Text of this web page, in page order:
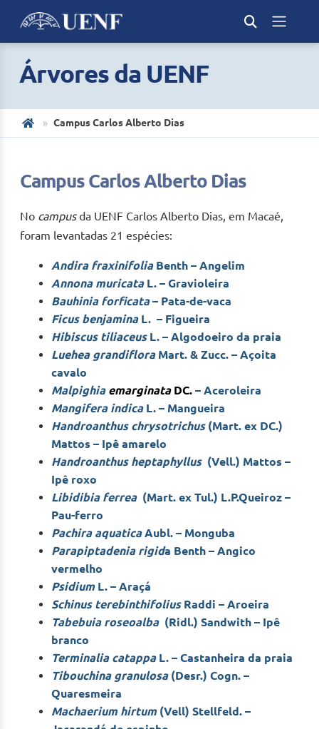
Árvores da UENF
Campus Carlos Alberto Dias
Campus Carlos Alberto Dias
No campusda UENF Carlos Alberto Dias, em Macaé,
foram levantadas 21 espécies:
Andira fraxinifoliaBenth – Angelim
Annona muricataL. – Gravioleira
Bauhinia forficata– Pata-de-vaca
Ficus benjaminaL. – Figueira
Hibiscus tiliaceusL. – Algodoeiro da praia
Luehea grandifloraMart. & Zucc. – Açoita
cavalo
Malpighia emarginata DC. – Aceroleira
Mangifera indicaL. – Mangueira
Handroanthus chrysotrichus (Mart. ex DC.)
Mattos – Ipê amarelo
Handroanthus heptaphyllus (Vell.) Mattos –
Ipê roxo
Libidibia ferrea (Mart. ex Tul.) L.P.Queiroz –
Pau-ferro
Pachira aquaticaAubl. – Monguba
Parapiptadenia rigida Benth – Angico
vermelho
PsidiumL. – Araçá
Schinus terebinthifoliusRaddi – Aroeira
Tabebuia roseoalba (Ridl.) Sandwith – Ipê
branco
Terminalia catappaL. – Castanheira da praia
Tibouchina granulosa(Desr.) Cogn. –
Quaresmeira
Machaerium hirtum(Vell) Stellfeld. –